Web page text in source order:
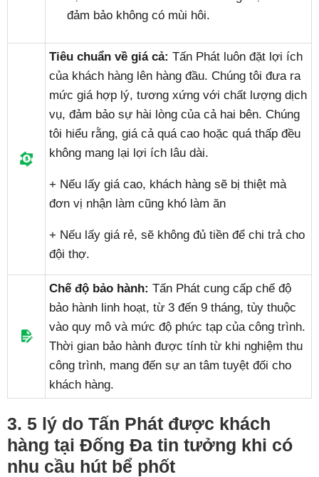
đảm bảo không có mùi hôi.
Tiêu chuẩn về giá cả: Tấn Phát luôn đặt lợi ích
của khách hàng lên hàng đầu. Chúng tôi đưa ra
mức giá hợp lý, tương xứng với chất lượng dịch
vụ, đảm bảo sự hài lòng của cả hai bên. Chúng
tôi hiểu rằng, giá cả quá cao hoặc quá thấp đều
không mang lại lợi ích lâu dài.
+ Nếu lấy giá cao, khách hàng sẽ bị thiệt mà
đơn vị nhận làm cũng khó làm ăn
+ Nếu lấy giá rẻ, sẽ không đủ tiền để chi trả cho
đội thợ.
Chế độ bảo hành: Tấn Phát cung cấp chế độ
bảo hành linh hoạt, từ 3 đến 9 tháng, tùy thuộc
vào quy mô và mức độ phức tạp của công trình.
Thời gian bảo hành được tính từ khi nghiệm thu
công trình, mang đến sự an tâm tuyệt đối cho
khách hàng.
3. 5 lý do Tấn Phát được khách
hàng tại Đống Đa tin tưởng khi có
nhu cầu hút bể phốt